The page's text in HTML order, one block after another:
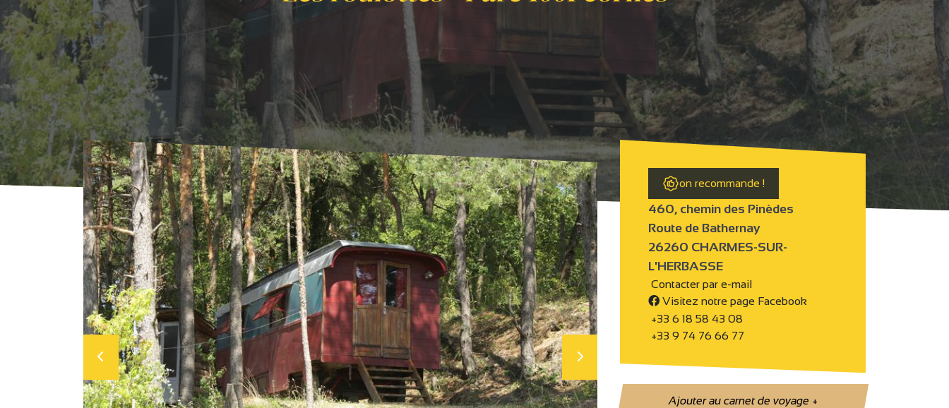
Accueil Où Dormir Insolites Les roulottes - Parc 1001 cornes
on recommande !
460, chemin des Pinèdes
Route de Bathernay
26260 CHARMES-SUR-
L'HERBASSE
Contacter par e-mail
Visitez notre page Facebook
+33 6 18 58 43 08
+33 9 74 76 66 77
Ajouter au carnet de voyage+